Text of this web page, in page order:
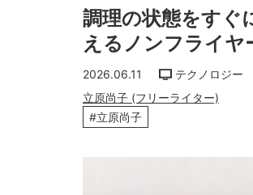
調理の状態をすぐ
えるノンフライヤ
2026.06.11
テクノロジー
立原尚子 (フリーライター)
#立原尚子